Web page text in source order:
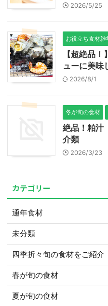
2026/5/25
お役立ち食材雑
【超絶品
ューに美味
2026/8/1
冬が旬の食材
絶品！粕汁
介類
2026/3/23
カテゴリー
通年食材
未分類
四季折々旬の食材をご紹介
春が旬の食材
夏が旬の食材